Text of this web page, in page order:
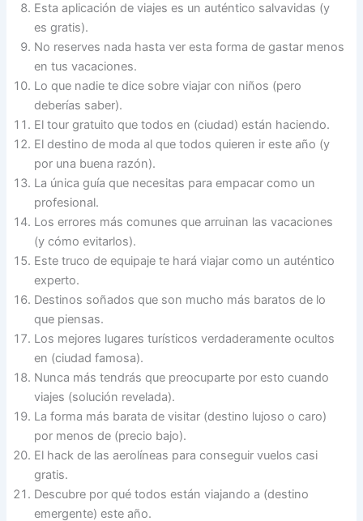
Esta aplicación de viajes es un auténtico salvavidas (y
es gratis).
No reserves nada hasta ver esta forma de gastar menos
en tus vacaciones.
Lo que nadie te dice sobre viajar con niños (pero
deberías saber).
El tour gratuito que todos en (ciudad) están haciendo.
El destino de moda al que todos quieren ir este año (y
por una buena razón).
La única guía que necesitas para empacar como un
profesional.
Los errores más comunes que arruinan las vacaciones
(y cómo evitarlos).
Este truco de equipaje te hará viajar como un auténtico
experto.
Destinos soñados que son mucho más baratos de lo
que piensas.
Los mejores lugares turísticos verdaderamente ocultos
en (ciudad famosa).
Nunca más tendrás que preocuparte por esto cuando
viajes (solución revelada).
La forma más barata de visitar (destino lujoso o caro)
por menos de (precio bajo).
El hack de las aerolíneas para conseguir vuelos casi
gratis.
Descubre por qué todos están viajando a (destino
emergente) este año.